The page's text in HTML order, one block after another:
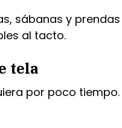
sábanas y
al tacto.
tela
por poco tiempo.